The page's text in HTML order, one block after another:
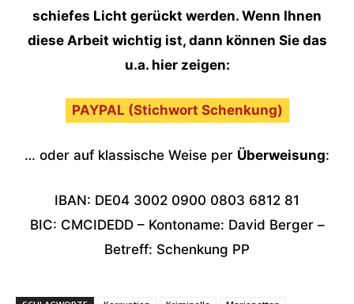
schiefes Licht gerückt werden. Wenn Ihnen
diese Arbeit wichtig ist, dann können Sie das
u.a. hier zeigen:
PAYPAL (Stichwort Schenkung)
… oder auf klassische Weise per Überweisung:
IBAN: DE04 3002 0900 0803 6812 81
BIC: CMCIDEDD – Kontoname: David Berger –
Betreff: Schenkung PP